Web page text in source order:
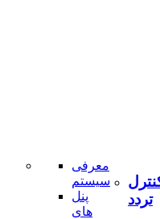
معرفی
سیستم
پنل
های
تردد